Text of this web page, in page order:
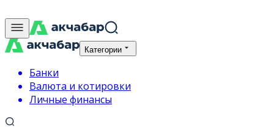
Категории
Банки
Валюта и котировки
Личные финансы